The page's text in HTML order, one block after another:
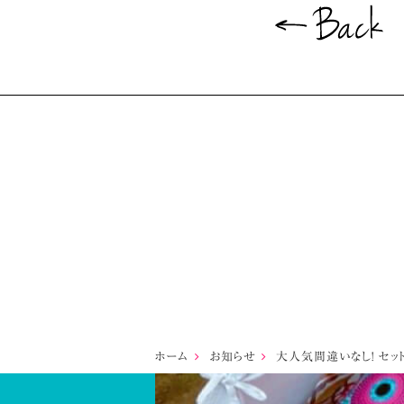
ホーム お知らせ 大人気間違いなし! セッ